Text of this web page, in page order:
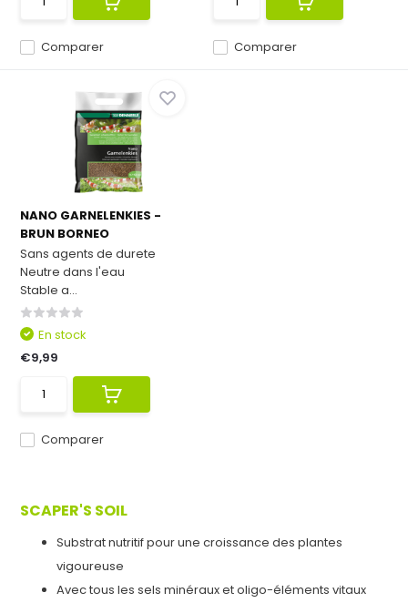
Comparer Comparer
NANO GARNELENKIES -
BRUN BORNEO
Sans agents de durete
Neutre dans l'eau
Stable a...
Comparer
En stock
€9,99
SCAPER'S SOIL
Substrat nutritif pour une croissance des plantes
vigoureuse
Avec tous les sels minéraux et oligo-éléments vitaux